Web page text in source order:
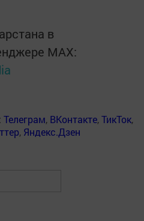
в
MАХ:
Телеграм, ВКонтакте,ТикТок,
, Яндекс.Дзен